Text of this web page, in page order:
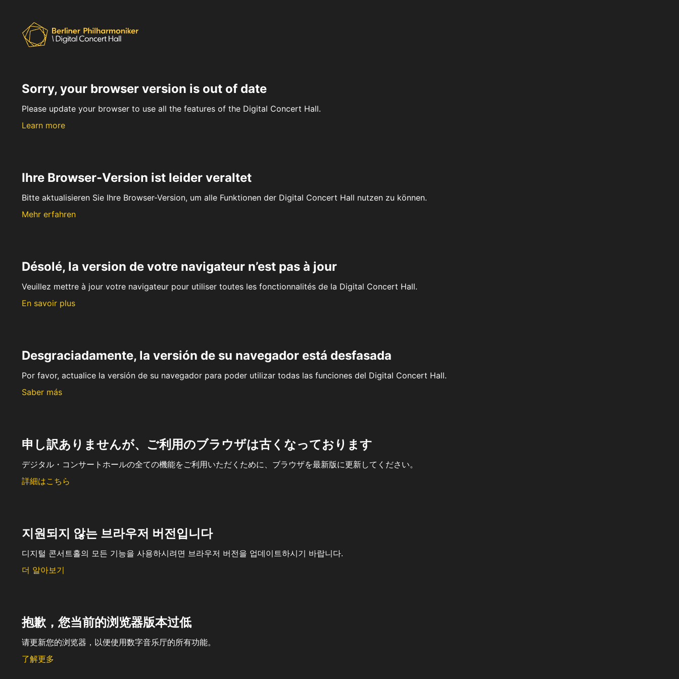
Sorry, your browser version is out of date
Please update your browser to use all the features of the Digital Concert Hall.
Learn more
Ihre Browser-Version ist leider veraltet
Bitte aktualisieren Sie Ihre Browser-Version, um alle Funktionen der Digital Concert Hall nutzen zu können.
Mehr erfahren
Désolé, la version de votre navigateur n’est pas à jour
Veuillez mettre à jour votre navigateur pour utiliser toutes les fonctionnalités de la Digital Concert Hall.
En savoir plus
Desgraciadamente, la versión de su navegador está desfasada
Por favor, actualice la versión de su navegador para poder utilizar todas las funciones del Digital Concert Hall.
Saber más
申し訳ありませんが、ご利用のブラウザは古くなっております
デジタル・コンサートホールの全ての機能をご利用いただくために、ブラウザを最新版に更新してください。
詳細はこちら
지원되지 않는 브라우저 버전입니다
디지털 콘서트홀의 모든 기능을 사용하시려면 브라우저 버전을 업데이트하시기 바랍니다.
더 알아보기
抱歉，您当前的浏览器版本过低
请更新您的浏览器，以便使用数字音乐厅的所有功能。
了解更多